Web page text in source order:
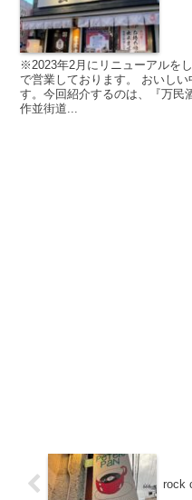
※2023年2月にリニューアルを
で営業しております。 おいし
す。今回紹介するのは、『万民
作並街道...
rock